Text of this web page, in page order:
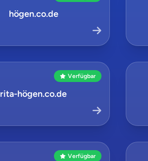
högen.co.de
Verfügbar
rita-högen.co.de
Verfügbar